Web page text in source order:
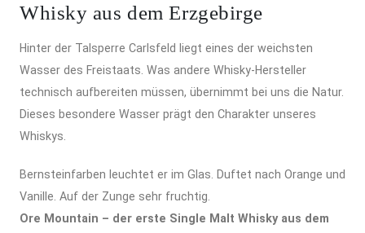
Whisky aus dem Erzgebirge
Hinter der Talsperre Carlsfeld liegt eines der weichsten
Wasser des Freistaats. Was andere Whisky-Hersteller
technisch aufbereiten müssen, übernimmt bei uns die Natur.
Dieses besondere Wasser prägt den Charakter unseres
Whiskys.
Bernsteinfarben leuchtet er im Glas. Duftet nach Orange und
Vanille. Auf der Zunge sehr fruchtig.
Ore Mountain – der erste Single Malt Whisky aus dem